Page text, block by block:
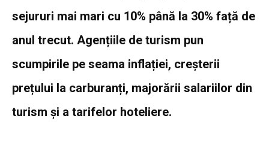
sejururi mai mari cu 10% până la 30% față de
anul trecut. Agențiile de turism pun
scumpirile pe seama inflației, creșterii
prețului la carburanți, majorării salariilor din
turism și a tarifelor hoteliere.